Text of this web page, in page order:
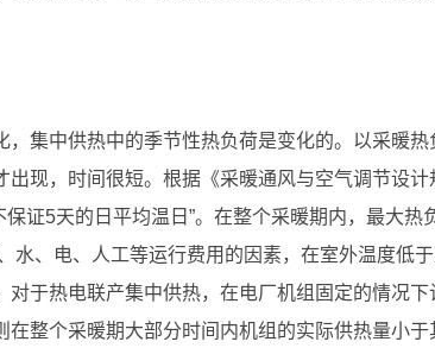
集中供热中的季节性热负荷是变化的。以采暖热
现，时间很短。根据《采暖通风与空气调节设计
证5天的日平均温日”。在整个采暖期内，最大热
水、电、人工等运行费用的因素，在室外温度低
于热电联产集中供热，在电厂机组固定的情况下
整个采暖期大部分时间内机组的实际供热量小于